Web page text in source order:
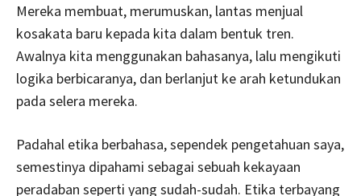
Mereka membuat, merumuskan, lantas menjual
kosakata baru kepada kita dalam bentuk tren.
Awalnya kita menggunakan bahasanya, lalu mengikuti
logika berbicaranya, dan berlanjut ke arah ketundukan
pada selera mereka.
Padahal etika berbahasa, sependek pengetahuan saya,
semestinya dipahami sebagai sebuah kekayaan
peradaban seperti yang sudah-sudah. Etika terbayang